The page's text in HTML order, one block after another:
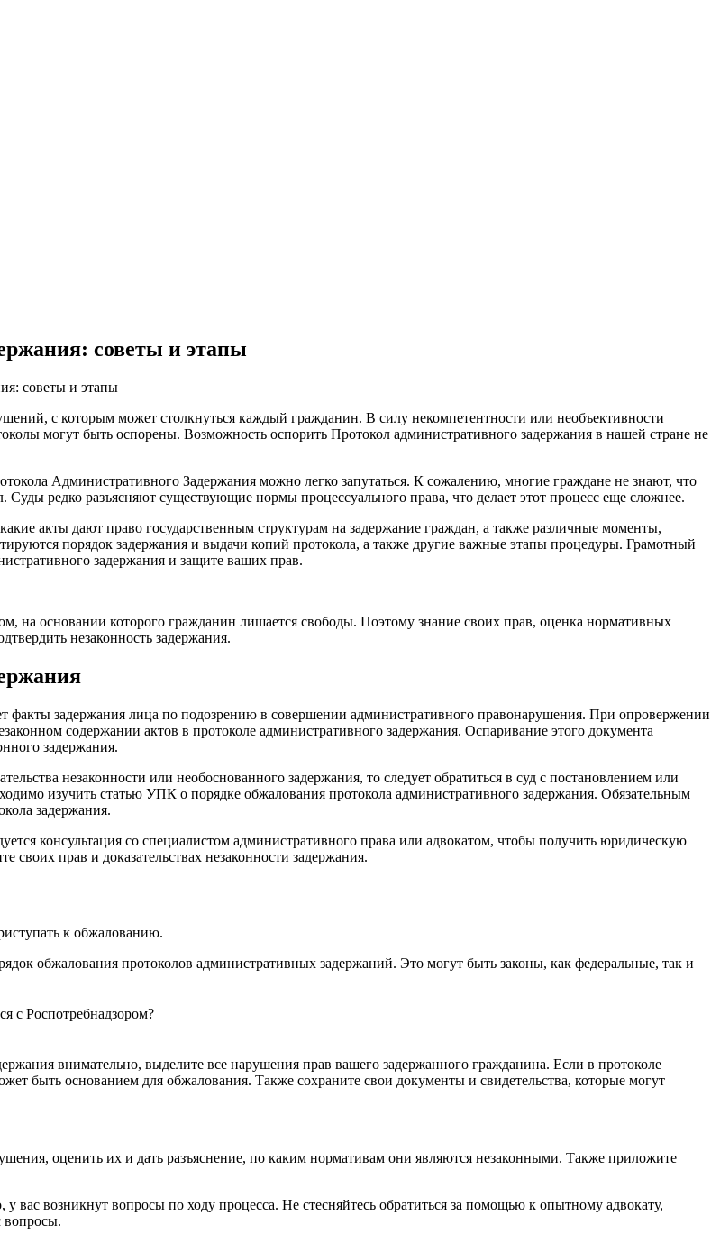
советы и этапы
советы и этапы
с которым может столкнуться каждый гражданин. В силу некомпетентности или необъективности
могут быть оспорены. Возможность оспорить Протокол административного задержания в нашей стране не
Административного Задержания можно легко запутаться. К сожалению, многие граждане не знают, что
Суды редко разъясняют существующие нормы процессуального права, что делает этот процесс еще сложнее.
акты дают право государственным структурам на задержание граждан, а также различные моменты,
порядок задержания и выдачи копий протокола, а также другие важные этапы процедуры. Грамотный
задержания и защите ваших прав.
на основании которого гражданин лишается свободы. Поэтому знание своих прав, оценка нормативных
незаконность задержания.
факты задержания лица по подозрению в совершении административного правонарушения. При опровержении
содержании актов в протоколе административного задержания. Оспаривание этого документа
задержания.
незаконности или необоснованного задержания, то следует обратиться в суд с постановлением или
изучить статью УПК о порядке обжалования протокола административного задержания. Обязательным
задержания.
консультация со специалистом административного права или адвокатом, чтобы получить юридическую
прав и доказательствах незаконности задержания.
к обжалованию.
обжалования протоколов административных задержаний. Это могут быть законы, как федеральные, так и
с Роспотребнадзором?
внимательно, выделите все нарушения прав вашего задержанного гражданина. Если в протоколе
быть основанием для обжалования. Также сохраните свои документы и свидетельства, которые могут
оценить их и дать разъяснение, по каким нормативам они являются незаконными. Также приложите
возникнут вопросы по ходу процесса. Не стесняйтесь обратиться за помощью к опытному адвокату,
вопросы.